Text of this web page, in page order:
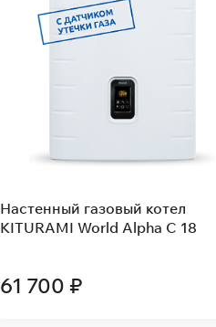
Настенный газовый котел
KITURAMI Alpha Plus 35
67 900 ₽